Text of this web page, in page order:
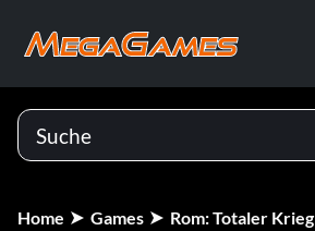
Home Games Rom: Totaler Krieg